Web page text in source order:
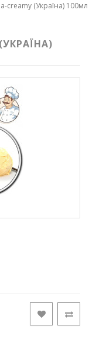
creamy (Україна) 100мл